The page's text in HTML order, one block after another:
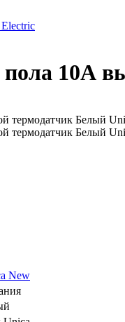
пола 10А
New